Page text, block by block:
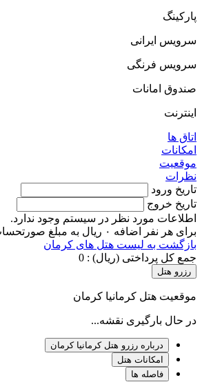
پارکینگ
سرویس ایرانی
سرویس فرنگی
صندوق امانات
اینترنت
اتاق ها
امکانات
موقعیت
نظرات
تاریخ ورود
تاریخ خروج
اطلاعات مورد نظر در سیستم وجود ندارد.
برای هر نفر اضافه ۰ ریال به مبلغ صورتحساب افزوده خواهد شد.
بازگشت به لیست هتل های کرمان
جمع کل پرداختی (ریال) : 0
رزرو هتل
موقعیت هتل کرمانیا کرمان
در حال بارگیری نقشه...
درباره رزرو هتل کرمانیا کرمان
امکانات هتل
فاصله ها